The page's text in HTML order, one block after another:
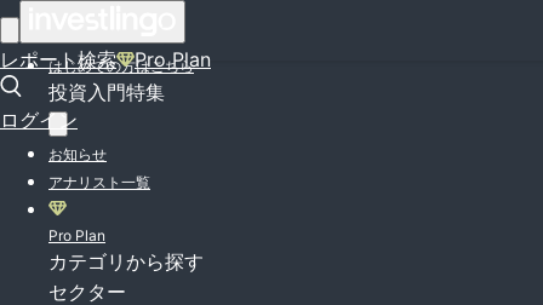
レポート検索 Pro Plan
ログイン
はじめての方はこちら
投資入門特集
お知らせ
アナリスト一覧
Pro Plan
カテゴリから探す
セクター